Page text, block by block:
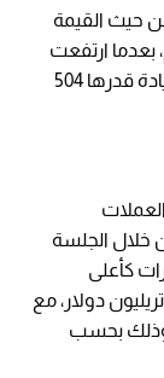
حيث القيمة
بعدما ارتفعت
بنسبة 0.8% لتصل إلى 63,222 دولار، مسجلة زيادة قدرها 504
خلال الجلسة
مستوى و64,506 دولارات كأعلى
مستوى، فيما بلغت قيمتها السوقية نحو 1.27 تريليون دولار، مع
مليار دولار، وذلك بحسب